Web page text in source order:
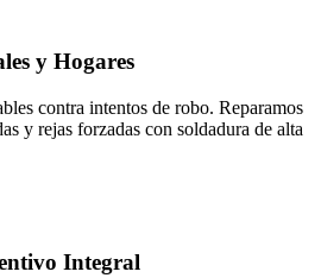
y Hogares
contra intentos de robo. Reparamos
y rejas forzadas con soldadura de alta
Integral